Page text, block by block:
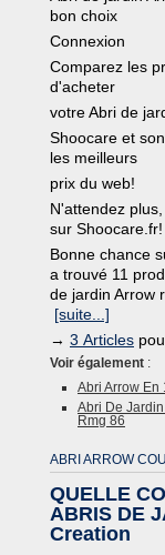
bon choix
Connexion
Comparez les
d'acheter
votre Abri de
Shoocare et
les meilleurs
prix du web!
N'attendez
sur Shoocare.fr!
Bonne chance
a trouvé 11
de jardin Arrow
[suite...]
→ 3 Articles
Voir également :
Abri Arrow En
Abri De
Rmg 86
ABRI ARROW
QUELLE
ABRIS DE
Creation